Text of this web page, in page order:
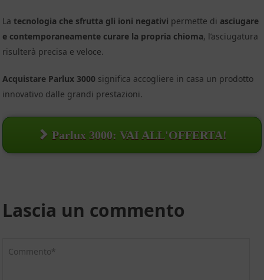
Latecnologia che sfrutta gli ioni negativi permette di asciugare
e contemporaneamente curare la propria chioma, l’asciugatura
risulterà precisa e veloce.
Acquistare Parlux 3000 significa accogliere in casa un prodotto
innovativo dalle grandi prestazioni.
Parlux 3000: VAI ALL'OFFERTA!
Lascia un commento